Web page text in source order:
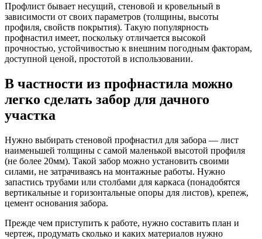
Профлист бывает несущий, стеновой и кровельный в
зависимости от своих параметров (толщины, высоты
профиля, свойств покрытия). Такую популярность
профнастил имеет, поскольку отличается высокой
прочностью, устойчивостью к внешним погодным факторам,
доступной ценой, простотой в использовании.
В частности из профнастила можно
легко сделать забор для дачного
участка
Нужно выбирать стеновой профнастил для забора — лист
наименьшей толщины с самой маленькой высотой профиля
(не более 20мм). Такой забор можно установить своими
силами, не затрачиваясь на монтажные работы. Нужно
запастись трубами или столбами для каркаса (понадобятся
вертикальные и горизонтальные опоры для листов), крепеж,
цемент основания забора.
Прежде чем приступить к работе, нужно составить план и
чертеж, продумать сколько и каких материалов нужно